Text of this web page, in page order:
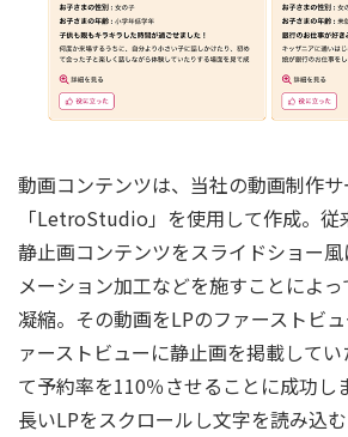
動画コンテンツは、当社の動画制作
「LetroStudio」を使用して作成。従
静止画コンテンツをスライドショー
メーション加工などを施すことによ
凝縮。その動画をLPのファーストビ
ァーストビューに静止画を掲載して
て予約率を110％させることに成功し
長いLPをスクロールし文字を読み込